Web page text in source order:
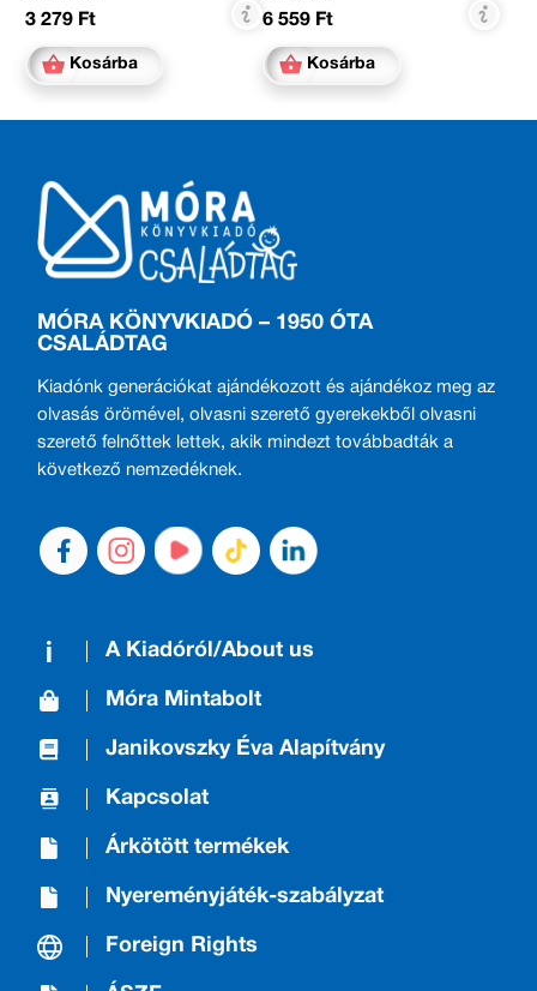
3 279 Ft
Kosárba
6 559 Ft
Kosárba
MÓRA KÖNYVKIADÓ – 1950 ÓTA
CSALÁDTAG
Kiadónk generációkat ajándékozott és ajándékoz meg az
olvasás örömével, olvasni szerető gyerekekből olvasni
szerető felnőttek lettek, akik mindezt továbbadták a
következő nemzedéknek.
A Kiadóról/About us
Móra Mintabolt
Janikovszky Éva Alapítvány
Kapcsolat
Árkötött termékek
Nyereményjáték-szabályzat
Foreign Rights